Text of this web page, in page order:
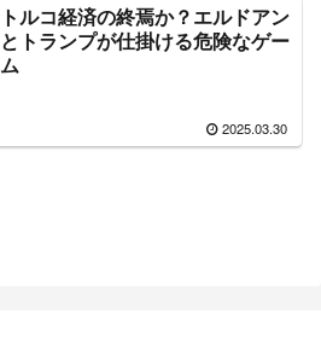
トルコ経済の終焉か？エルドアン
とトランプが仕掛ける危険なゲー
ム
2025.03.30